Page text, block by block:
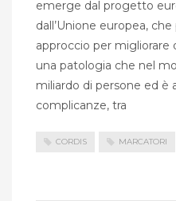
emerge dal progetto
dall’Unione europea,
approccio per
una patologia che nel
miliardo di persone ed è
complicanze, tra
CORDIS MARCATORI